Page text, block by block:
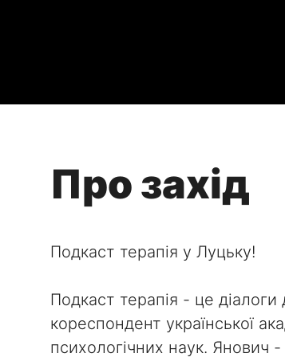
Про захід
Подкаст терапія у Луцьку!
Подкаст терапія - це
кореспондент української
психологічних наук. Янович -